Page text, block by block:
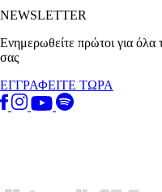
NEWSLETTER
Ενημερωθείτε πρώτοι για όλα
σας
ΕΓΓΡΑΦΕΙΤΕ ΤΩΡΑ